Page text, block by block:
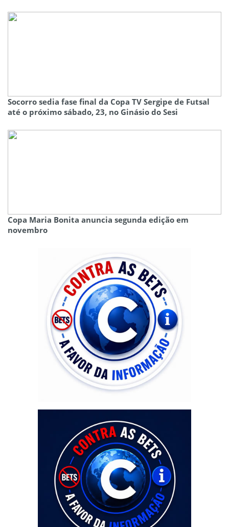
Socorro sedia fase final da Copa TV Sergipe de Futsal
até o próximo sábado, 23, no Ginásio do Sesi
Copa Maria Bonita anuncia segunda edição em
novembro